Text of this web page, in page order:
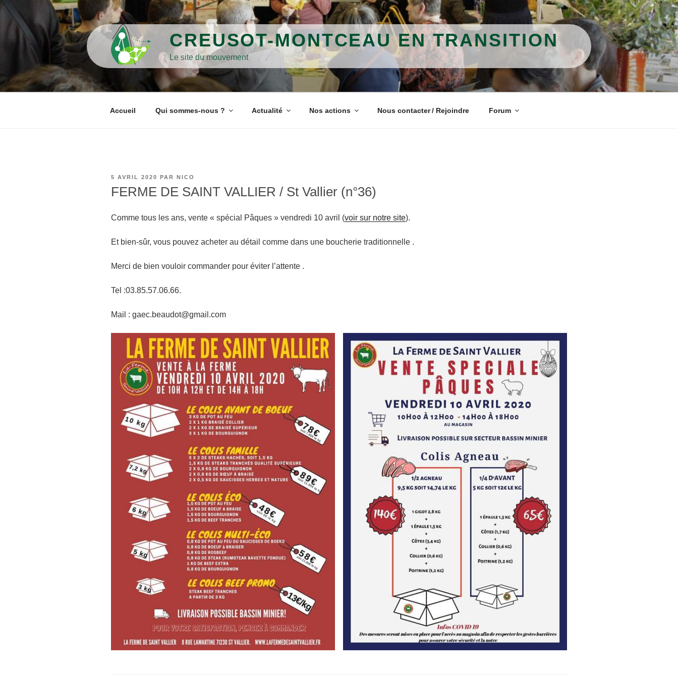
Aller
contenu
principal
CREUSOT-MONTCEAU EN TRANSITION
Le site du mouvement
Accueil Qui sommes-nous ? Actualité Nos actions Nous contacter / Rejoindre Forum
PUBLIÉ
5 AVRIL 2020 PAR NICO
FERME DE SAINT VALLIER / St Vallier (n°36)
Comme tous les ans, vente « spécial Pâques » vendredi 10 avril (voir sur notre site).
Et bien-sûr, vous pouvez acheter au détail comme dans une boucherie traditionnelle .
Merci de bien vouloir commander pour éviter l’attente .
Tel :03.85.57.06.66.
Mail : gaec.beaudot@gmail.com